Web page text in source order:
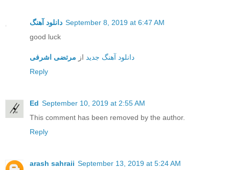
دانلود آهنگ September 8, 2019 at 6:47 AM
good luck
دانلود آهنگ جدید از مرتضی اشرفی
Reply
Ed September 10, 2019 at 2:55 AM
This comment has been removed by the author.
Reply
arash sahraii September 13, 2019 at 5:24 AM